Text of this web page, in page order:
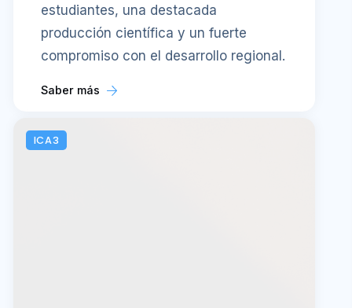
estudiantes, una destacada
producción científica y un fuerte
compromiso con el desarrollo regional.
Saber más
ICA3